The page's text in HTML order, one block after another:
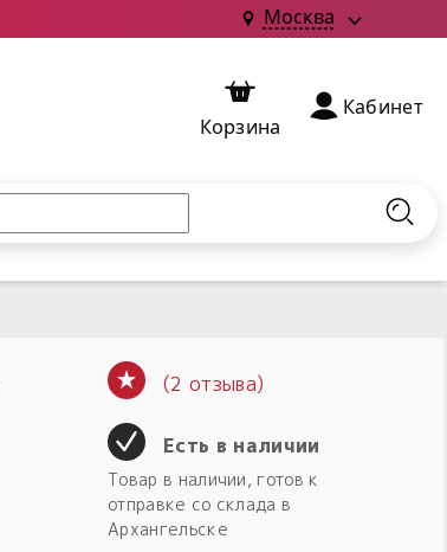
Москва
Корзина
Кабинет
(2 отзыва)
Есть в наличии
Товар в наличии, готов к
отправке со склада в
Архангельске